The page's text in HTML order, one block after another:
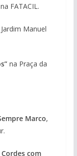
na FATACIL.
Manuel
na Praça da
Marco,
com